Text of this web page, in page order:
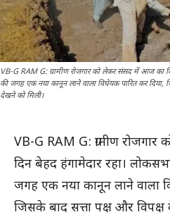
VB-G RAM G: ग्रामीण रोजगार को लेकर संसद में आज का
की जगह एक नया कानून लाने वाला विधेयक पारित कर दिया,
देखने को मिली।
VB-G RAM G: ग्रामीण
दिन बेहद हंगामेदार रहा।
जगह एक नया कानून लाने वाला
जिसके बाद सत्ता पक्ष और